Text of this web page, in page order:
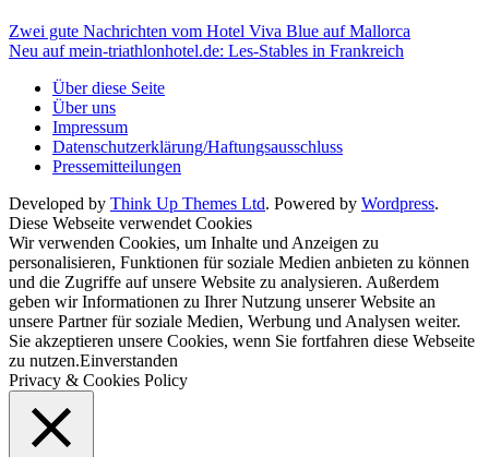
Zwei gute Nachrichten vom Hotel Viva Blue auf Mallorca
Neu auf mein-triathlonhotel.de: Les-Stables in Frankreich
Über diese Seite
Über uns
Impressum
Datenschutzerklärung/Haftungsausschluss
Pressemitteilungen
Developed by Think Up Themes Ltd. Powered by Wordpress.
Diese Webseite verwendet Cookies
Wir verwenden Cookies, um Inhalte und Anzeigen zu
personalisieren, Funktionen für soziale Medien anbieten zu können
und die Zugriffe auf unsere Website zu analysieren. Außerdem
geben wir Informationen zu Ihrer Nutzung unserer Website an
unsere Partner für soziale Medien, Werbung und Analysen weiter.
Sie akzeptieren unsere Cookies, wenn Sie fortfahren diese Webseite
zu nutzen.Einverstanden
Privacy & Cookies Policy